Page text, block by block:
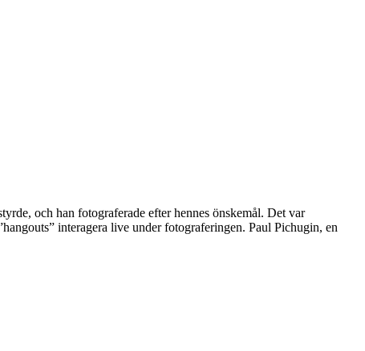
och han fotograferade efter hennes önskemål. Det var
interagera live under fotograferingen. Paul Pichugin, en